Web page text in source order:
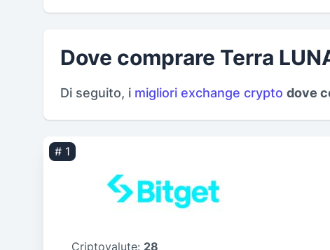
Dove comprare Terra
Di seguito, i migliori exchange crypto dove
# 1
Criptovalute: 28